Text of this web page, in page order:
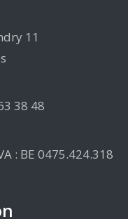
11
38 48
: BE 0475.424.318